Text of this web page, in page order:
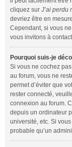
cliquez sur J’ai perdu
devriez être en
Cependant, si vous
vous invitons à
Pourquoi suis-je
Si vous ne cochez
au forum, vous ne
permet d’éviter que
rester connecté,
connexion au forum.
depuis un ordinateur
université, etc. Si
probable qu’un